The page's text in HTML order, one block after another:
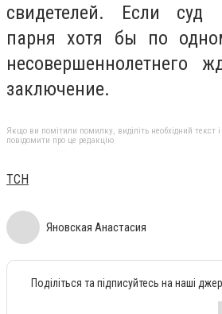
свидетелей. Если суд
парня хотя бы по
несовершеннолетнего
заключение.
Якщо ви помітили помилку, виділіть необхідний текст
повідомити про це редакцію
ТСН
Яновская Анастасия
Поділіться та підписуйтесь на наші